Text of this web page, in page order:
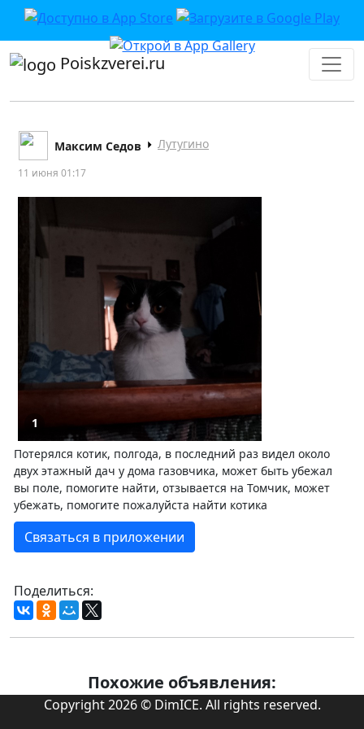
Poiskzverei.ru
Максим Седов Лутугино
11 июня 01:17
1
Потерялся котик, полгода, в последний раз видел около
двух этажный дач у дома газовчика, может быть убежал
вы поле, помогите найти, отзывается на Томчик, может
убежать, помогите пожалуйста найти котика
Связаться в приложении
Поделиться:
Похожие объявления:
Copyright 2026 © DimICE. All rights reserved.